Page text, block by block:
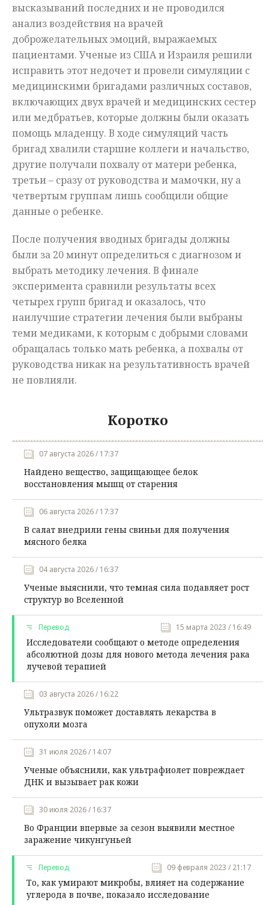
высказываний последних и не проводился
анализ воздействия на врачей
доброжелательных эмоций, выражаемых
пациентами. Ученые из США и Израиля решили
исправить этот недочет и провели симуляции с
медицинскими бригадами различных составов,
включающих двух врачей и медицинских сестер
или медбратьев, которые должны были оказать
помощь младенцу. В ходе симуляций часть
бригад хвалили старшие коллеги и начальство,
другие получали похвалу от матери ребенка,
третьи – сразу от руководства и мамочки, ну а
четвертым группам лишь сообщили общие
данные о ребенке.
После получения вводных бригады должны
были за 20 минут определиться с диагнозом и
выбрать методику лечения. В финале
эксперимента сравнили результаты всех
четырех групп бригад и оказалось, что
наилучшие стратегии лечения были выбраны
теми медиками, к которым с добрыми словами
обращалась только мать ребенка, а похвалы от
руководства никак на результативность врачей
не повлияли.
Коротко
07 августа 2026 / 17:37
Найдено вещество, защищающее белок
восстановления мышц от старения
06 августа 2026 / 17:37
В салат внедрили гены свиньи для получения
мясного белка
04 августа 2026 / 16:37
Ученые выяснили, что темная сила подавляет рост
структур во Вселенной
Перевод 15 марта 2023 / 16:49
Исследователи сообщают о методе определения
абсолютной дозы для нового метода лечения рака
лучевой терапией
03 августа 2026 / 16:22
Ультразвук поможет доставлять лекарства в
опухоли мозга
31 июля 2026 / 14:07
Ученые объяснили, как ультрафиолет повреждает
ДНК и вызывает рак кожи
30 июля 2026 / 16:37
Во Франции впервые за сезон выявили местное
заражение чикунгуньей
Перевод 09 февраля 2023 / 21:17
То, как умирают микробы, влияет на содержание
углерода в почве, показало исследование